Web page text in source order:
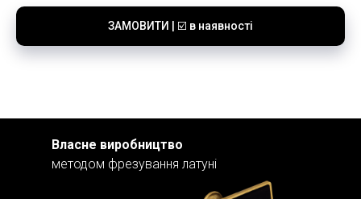
ЗАМОВИТИ | ☑️ в наявності
Власне виробництво
методом фрезування латуні